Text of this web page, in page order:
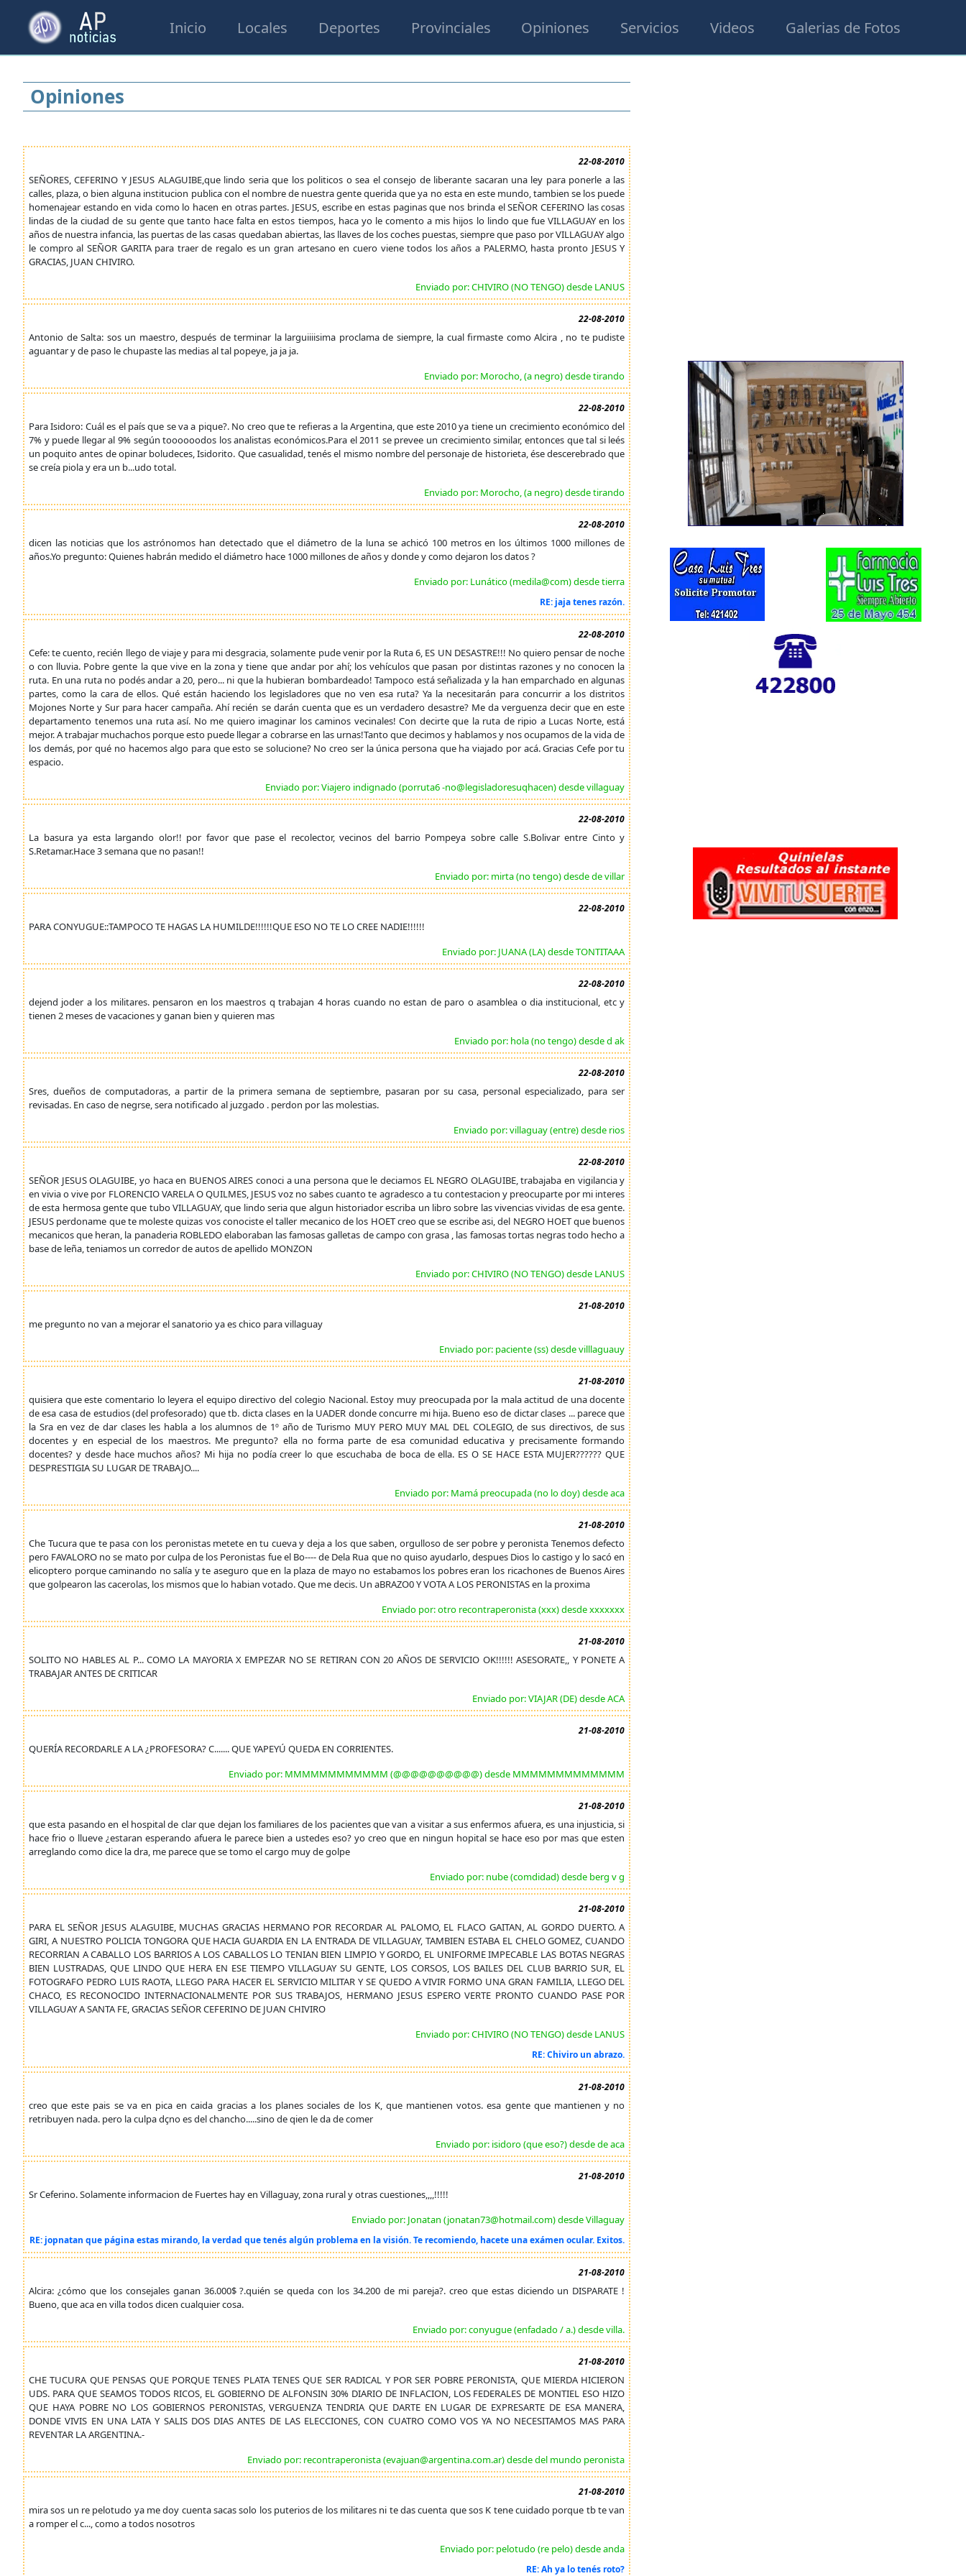
Inicio Locales Deportes Provinciales Opiniones Servicios Videos Galerias de Fotos
Opiniones
22-08-2010
SEÑORES, CEFERINO Y JESUS ALAGUIBE,que lindo seria que los politicos o sea el consejo de liberante sacaran una ley para ponerle a las
calles, plaza, o bien alguna institucion publica con el nombre de nuestra gente querida que ya no esta en este mundo, tambien se los puede
homenajear estando en vida como lo hacen en otras partes. JESUS, escribe en estas paginas que nos brinda el SEÑOR CEFERINO las cosas
lindas de la ciudad de su gente que tanto hace falta en estos tiempos, haca yo le comento a mis hijos lo lindo que fue VILLAGUAY en los
años de nuestra infancia, las puertas de las casas quedaban abiertas, las llaves de los coches puestas, siempre que paso por VILLAGUAY algo
le compro al SEÑOR GARITA para traer de regalo es un gran artesano en cuero viene todos los años a PALERMO, hasta pronto JESUS Y
GRACIAS, JUAN CHIVIRO.
Enviado por: CHIVIRO (NO TENGO) desde LANUS
22-08-2010
Antonio de Salta: sos un maestro, después de terminar la larguiiiisima proclama de siempre, la cual firmaste como Alcira , no te pudiste
aguantar y de paso le chupaste las medias al tal popeye, ja ja ja.
Enviado por: Morocho, (a negro) desde tirando
22-08-2010
Para Isidoro: Cuál es el país que se va a pique?. No creo que te refieras a la Argentina, que este 2010 ya tiene un crecimiento económico del
7% y puede llegar al 9% según toooooodos los analistas económicos.Para el 2011 se prevee un crecimiento similar, entonces que tal si leés
un poquito antes de opinar boludeces, Isidorito. Que casualidad, tenés el mismo nombre del personaje de historieta, ése descerebrado que
se creía piola y era un b...udo total.
Enviado por: Morocho, (a negro) desde tirando
22-08-2010
dicen las noticias que los astrónomos han detectado que el diámetro de la luna se achicó 100 metros en los últimos 1000 millones de
años.Yo pregunto: Quienes habrán medido el diámetro hace 1000 millones de años y donde y como dejaron los datos ?
Enviado por: Lunático (medila@com) desde tierra
RE: jaja tenes razón.
22-08-2010
Cefe: te cuento, recién llego de viaje y para mi desgracia, solamente pude venir por la Ruta 6, ES UN DESASTRE!!! No quiero pensar de noche
o con lluvia. Pobre gente la que vive en la zona y tiene que andar por ahí; los vehículos que pasan por distintas razones y no conocen la
ruta. En una ruta no podés andar a 20, pero... ni que la hubieran bombardeado! Tampoco está señalizada y la han emparchado en algunas
partes, como la cara de ellos. Qué están haciendo los legisladores que no ven esa ruta? Ya la necesitarán para concurrir a los distritos
Mojones Norte y Sur para hacer campaña. Ahí recién se darán cuenta que es un verdadero desastre? Me da verguenza decir que en este
departamento tenemos una ruta así. No me quiero imaginar los caminos vecinales! Con decirte que la ruta de ripio a Lucas Norte, está
mejor. A trabajar muchachos porque esto puede llegar a cobrarse en las urnas!Tanto que decimos y hablamos y nos ocupamos de la vida de
los demás, por qué no hacemos algo para que esto se solucione? No creo ser la única persona que ha viajado por acá. Gracias Cefe por tu
espacio.
Enviado por: Viajero indignado (porruta6 -no@legisladoresuqhacen) desde villaguay
22-08-2010
La basura ya esta largando olor!! por favor que pase el recolector, vecinos del barrio Pompeya sobre calle S.Bolivar entre Cinto y
S.Retamar.Hace 3 semana que no pasan!!
Enviado por: mirta (no tengo) desde de villar
22-08-2010
PARA CONYUGUE::TAMPOCO TE HAGAS LA HUMILDE!!!!!!QUE ESO NO TE LO CREE NADIE!!!!!!
Enviado por: JUANA (LA) desde TONTITAAA
22-08-2010
dejend joder a los militares. pensaron en los maestros q trabajan 4 horas cuando no estan de paro o asamblea o dia institucional, etc y
tienen 2 meses de vacaciones y ganan bien y quieren mas
Enviado por: hola (no tengo) desde d ak
22-08-2010
Sres, dueños de computadoras, a partir de la primera semana de septiembre, pasaran por su casa, personal especializado, para ser
revisadas. En caso de negrse, sera notificado al juzgado . perdon por las molestias.
Enviado por: villaguay (entre) desde rios
22-08-2010
SEÑOR JESUS OLAGUIBE, yo haca en BUENOS AIRES conoci a una persona que le deciamos EL NEGRO OLAGUIBE, trabajaba en vigilancia y
en vivia o vive por FLORENCIO VARELA O QUILMES, JESUS voz no sabes cuanto te agradesco a tu contestacion y preocuparte por mi interes
de esta hermosa gente que tubo VILLAGUAY, que lindo seria que algun historiador escriba un libro sobre las vivencias vividas de esa gente.
JESUS perdoname que te moleste quizas vos conociste el taller mecanico de los HOET creo que se escribe asi, del NEGRO HOET que buenos
mecanicos que heran, la panaderia ROBLEDO elaboraban las famosas galletas de campo con grasa , las famosas tortas negras todo hecho a
base de leña, teniamos un corredor de autos de apellido MONZON
Enviado por: CHIVIRO (NO TENGO) desde LANUS
21-08-2010
me pregunto no van a mejorar el sanatorio ya es chico para villaguay
Enviado por: paciente (ss) desde villlaguauy
21-08-2010
quisiera que este comentario lo leyera el equipo directivo del colegio Nacional. Estoy muy preocupada por la mala actitud de una docente
de esa casa de estudios (del profesorado) que tb. dicta clases en la UADER donde concurre mi hija. Bueno eso de dictar clases ... parece que
la Sra en vez de dar clases les habla a los alumnos de 1º año de Turismo MUY PERO MUY MAL DEL COLEGIO, de sus directivos, de sus
docentes y en especial de los maestros. Me pregunto? ella no forma parte de esa comunidad educativa y precisamente formando
docentes? y desde hace muchos años? Mi hija no podía creer lo que escuchaba de boca de ella. ES O SE HACE ESTA MUJER?????? QUE
DESPRESTIGIA SU LUGAR DE TRABAJO....
Enviado por: Mamá preocupada (no lo doy) desde aca
21-08-2010
Che Tucura que te pasa con los peronistas metete en tu cueva y deja a los que saben, orgulloso de ser pobre y peronista Tenemos defecto
pero FAVALORO no se mato por culpa de los Peronistas fue el Bo---- de Dela Rua que no quiso ayudarlo, despues Dios lo castigo y lo sacó en
elicoptero porque caminando no salía y te aseguro que en la plaza de mayo no estabamos los pobres eran los ricachones de Buenos Aires
que golpearon las cacerolas, los mismos que lo habian votado. Que me decis. Un aBRAZO0 Y VOTA A LOS PERONISTAS en la proxima
Enviado por: otro recontraperonista (xxx) desde xxxxxxx
21-08-2010
SOLITO NO HABLES AL P... COMO LA MAYORIA X EMPEZAR NO SE RETIRAN CON 20 AÑOS DE SERVICIO OK!!!!!! ASESORATE,, Y PONETE A
TRABAJAR ANTES DE CRITICAR
Enviado por: VIAJAR (DE) desde ACA
21-08-2010
QUERÍA RECORDARLE A LA ¿PROFESORA? C....... QUE YAPEYÚ QUEDA EN CORRIENTES.
Enviado por: MMMMMMMMMMMM (@@@@@@@@@@) desde MMMMMMMMMMMMM
21-08-2010
que esta pasando en el hospital de clar que dejan los familiares de los pacientes que van a visitar a sus enfermos afuera, es una injusticia, si
hace frio o llueve ¿estaran esperando afuera le parece bien a ustedes eso? yo creo que en ningun hopital se hace eso por mas que esten
arreglando como dice la dra, me parece que se tomo el cargo muy de golpe
Enviado por: nube (comdidad) desde berg v g
21-08-2010
PARA EL SEÑOR JESUS ALAGUIBE, MUCHAS GRACIAS HERMANO POR RECORDAR AL PALOMO, EL FLACO GAITAN, AL GORDO DUERTO. A
GIRI, A NUESTRO POLICIA TONGORA QUE HACIA GUARDIA EN LA ENTRADA DE VILLAGUAY, TAMBIEN ESTABA EL CHELO GOMEZ, CUANDO
RECORRIAN A CABALLO LOS BARRIOS A LOS CABALLOS LO TENIAN BIEN LIMPIO Y GORDO, EL UNIFORME IMPECABLE LAS BOTAS NEGRAS
BIEN LUSTRADAS, QUE LINDO QUE HERA EN ESE TIEMPO VILLAGUAY SU GENTE, LOS CORSOS, LOS BAILES DEL CLUB BARRIO SUR, EL
FOTOGRAFO PEDRO LUIS RAOTA, LLEGO PARA HACER EL SERVICIO MILITAR Y SE QUEDO A VIVIR FORMO UNA GRAN FAMILIA, LLEGO DEL
CHACO, ES RECONOCIDO INTERNACIONALMENTE POR SUS TRABAJOS, HERMANO JESUS ESPERO VERTE PRONTO CUANDO PASE POR
VILLAGUAY A SANTA FE, GRACIAS SEÑOR CEFERINO DE JUAN CHIVIRO
Enviado por: CHIVIRO (NO TENGO) desde LANUS
RE: Chiviro un abrazo.
21-08-2010
creo que este pais se va en pica en caida gracias a los planes sociales de los K, que mantienen votos. esa gente que mantienen y no
retribuyen nada. pero la culpa dçno es del chancho.....sino de qien le da de comer
Enviado por: isidoro (que eso?) desde de aca
21-08-2010
Sr Ceferino. Solamente informacion de Fuertes hay en Villaguay, zona rural y otras cuestiones,,,,!!!!!
Enviado por: Jonatan (jonatan73@hotmail.com) desde Villaguay
RE: jopnatan que página estas mirando, la verdad que tenés algún problema en la visión. Te recomiendo, hacete una exámen ocular. Exitos.
21-08-2010
Alcira: ¿cómo que los consejales ganan 36.000$ ?.quién se queda con los 34.200 de mi pareja?. creo que estas diciendo un DISPARATE !
Bueno, que aca en villa todos dicen cualquier cosa.
Enviado por: conyugue (enfadado / a.) desde villa.
21-08-2010
CHE TUCURA QUE PENSAS QUE PORQUE TENES PLATA TENES QUE SER RADICAL Y POR SER POBRE PERONISTA, QUE MIERDA HICIERON
UDS. PARA QUE SEAMOS TODOS RICOS, EL GOBIERNO DE ALFONSIN 30% DIARIO DE INFLACION, LOS FEDERALES DE MONTIEL ESO HIZO
QUE HAYA POBRE NO LOS GOBIERNOS PERONISTAS, VERGUENZA TENDRIA QUE DARTE EN LUGAR DE EXPRESARTE DE ESA MANERA,
DONDE VIVIS EN UNA LATA Y SALIS DOS DIAS ANTES DE LAS ELECCIONES, CON CUATRO COMO VOS YA NO NECESITAMOS MAS PARA
REVENTAR LA ARGENTINA.-
Enviado por: recontraperonista (evajuan@argentina.com.ar) desde del mundo peronista
21-08-2010
mira sos un re pelotudo ya me doy cuenta sacas solo los puterios de los militares ni te das cuenta que sos K tene cuidado porque tb te van
a romper el c..., como a todos nosotros
Enviado por: pelotudo (re pelo) desde anda
RE: Ah ya lo tenés roto?